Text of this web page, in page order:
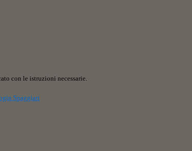
con le istruzioni necessarie.
Spaggiari